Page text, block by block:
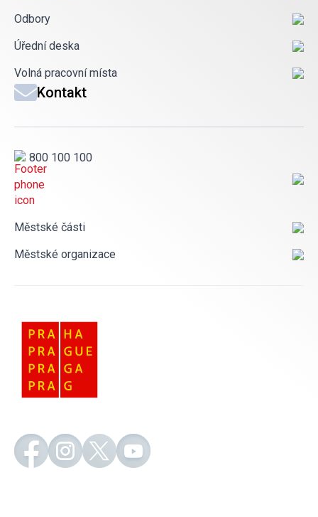
Odbory
Úřední deska
Volná pracovní místa
Kontakt
800 100 100
Městské části
Městské organizace